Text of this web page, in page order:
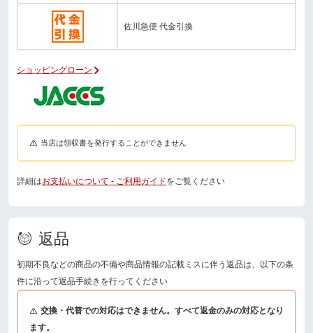
佐川急便 代金引換
ショッピングローン
当店は領収書を発行することができません
詳細はお支払いについて - ご利用ガイドをご覧ください
返品
初期不良などの商品の不備や商品情報の記載ミスに伴う返品は、以下の条
件に沿って返品手続きを行ってください
交換・代替での対応はできません。すべて返金のみの対応となり
ます。